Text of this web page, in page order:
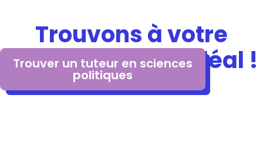
Trouvons à votre
enfant le tuteur idéal !
Trouver un tuteur en sciences
politiques